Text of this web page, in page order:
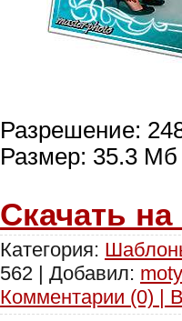
Разрешение:
Размер: 35.3 Mб
Скачать
Категория:
562 | Добавил:
Комментарии (0) |